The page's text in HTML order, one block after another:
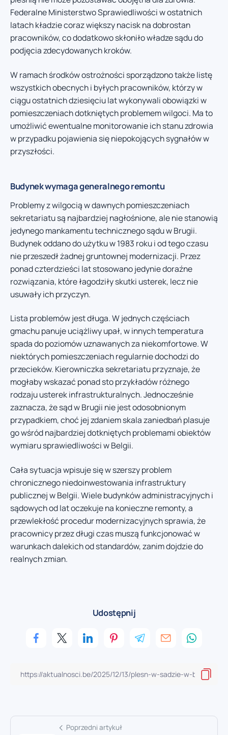
Federalne Ministerstwo Sprawiedliwości w ostatnich
latach kładzie coraz większy nacisk na dobrostan
pracowników, co dodatkowo skłoniło władze sądu do
podjęcia zdecydowanych kroków.
W ramach środków ostrożności sporządzono także listę
wszystkich obecnych i byłych pracowników, którzy w
ciągu ostatnich dziesięciu lat wykonywali obowiązki w
pomieszczeniach dotkniętych problemem wilgoci. Ma to
umożliwić ewentualne monitorowanie ich stanu zdrowia
w przypadku pojawienia się niepokojących sygnałów w
przyszłości.
Budynek wymaga generalnego remontu
Problemy z wilgocią w dawnych pomieszczeniach
sekretariatu są najbardziej nagłośnione, ale nie stanowią
jedynego mankamentu technicznego sądu w Brugii.
Budynek oddano do użytku w 1983 roku i od tego czasu
nie przeszedł żadnej gruntownej modernizacji. Przez
ponad czterdzieści lat stosowano jedynie doraźne
rozwiązania, które łagodziły skutki usterek, lecz nie
usuwały ich przyczyn.
Lista problemów jest długa. W jednych częściach
gmachu panuje uciążliwy upał, w innych temperatura
spada do poziomów uznawanych za niekomfortowe. W
niektórych pomieszczeniach regularnie dochodzi do
przecieków. Kierowniczka sekretariatu przyznaje, że
mogłaby wskazać ponad sto przykładów różnego
rodzaju usterek infrastrukturalnych. Jednocześnie
zaznacza, że sąd w Brugii nie jest odosobnionym
przypadkiem, choć jej zdaniem skala zaniedbań plasuje
go wśród najbardziej dotkniętych problemami obiektów
wymiaru sprawiedliwości w Belgii.
Cała sytuacja wpisuje się w szerszy problem
chronicznego niedoinwestowania infrastruktury
publicznej w Belgii. Wiele budynków administracyjnych i
sądowych od lat oczekuje na konieczne remonty, a
przewlekłość procedur modernizacyjnych sprawia, że
pracownicy przez długi czas muszą funkcjonować w
warunkach dalekich od standardów, zanim dojdzie do
realnych zmian.
Udostępnij
Poprzedni artykuł